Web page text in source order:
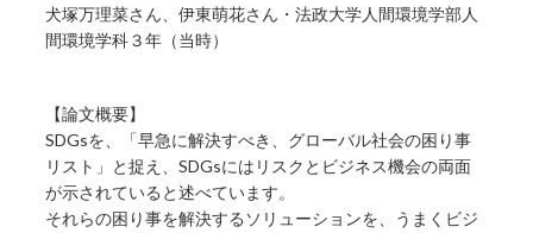
犬塚万理菜さん、伊東萌花さん・法政大学人間環境学部人
間環境学科３年（当時）
【論文概要】
SDGsを、「早急に解決すべき、グローバル社会の困り事
リスト」と捉え、SDGsにはリスクとビジネス機会の両面
が示されていると述べています。
それらの困り事を解決するソリューションを、うまくビジ